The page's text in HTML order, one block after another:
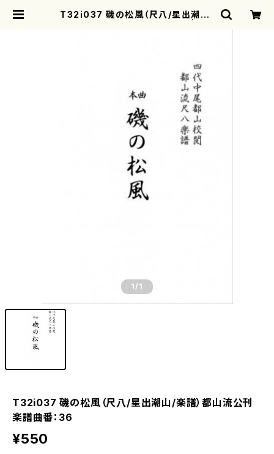
T32i037 磯の松風（尺八/星出潮山/
1 /1
T32i037 磯の松風（尺八/星出潮山/楽譜）都山流公刊
楽譜曲番：36
¥550